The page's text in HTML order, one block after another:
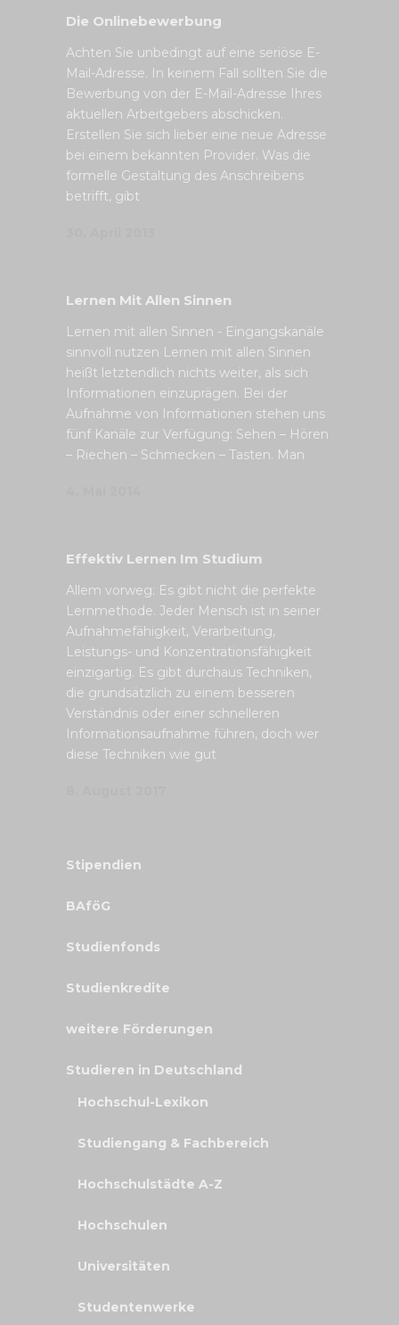
Die Onlinebewerbung
Achten Sie unbedingt auf eine seriöse E-
Mail-Adresse. In keinem Fall sollten Sie die
Bewerbung von der E-Mail-Adresse Ihres
aktuellen Arbeitgebers abschicken.
Erstellen Sie sich lieber eine neue Adresse
bei einem bekannten Provider. Was die
formelle Gestaltung des Anschreibens
betrifft, gibt
Lernen Mit Allen Sinnen
Lernen mit allen Sinnen - Eingangskanäle
sinnvoll nutzen Lernen mit allen Sinnen
heißt letztendlich nichts weiter, als sich
Informationen einzuprägen. Bei der
Aufnahme von Informationen stehen uns
fünf Kanäle zur Verfügung: Sehen – Hören
– Riechen – Schmecken – Tasten. Man
Effektiv Lernen Im Studium
Allem vorweg: Es gibt nicht die perfekte
Lernmethode. Jeder Mensch ist in seiner
Aufnahmefähigkeit, Verarbeitung,
Leistungs- und Konzentrationsfähigkeit
einzigartig. Es gibt durchaus Techniken,
die grundsätzlich zu einem besseren
Verständnis oder einer schnelleren
Informationsaufnahme führen, doch wer
diese Techniken wie gut
Stipendien
BAföG
Studienfonds
Studienkredite
weitere Förderungen
Studieren in Deutschland
Hochschul-Lexikon
Studiengang & Fachbereich
Hochschulstädte A-Z
Hochschulen
Universitäten
Studentenwerke